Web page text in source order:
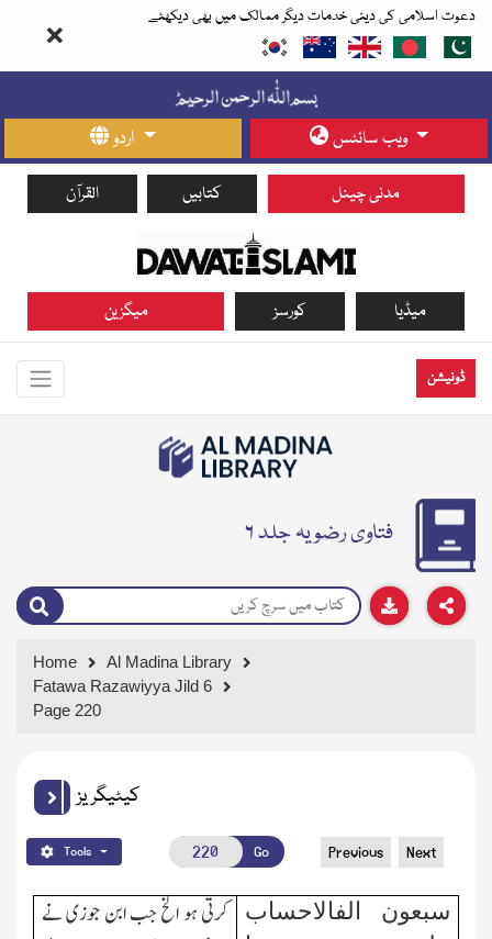
دعوت اسلامی کی دینی خدمات دیگر ممالک میں بھی دیکھئے
اردو ویب سائٹس
القرآن کتابیں مدنی چینل
میگزین کورسز میڈیا
ڈونیشن
فتاوی رضویہ جلد ۶
Home
Al Madina Library
Fatawa Razawiyya Jild 6
Page 220
کیٹیگریز
Tools Go Previous Next
سبعون الفالاحساب
کرتی ہو الخ جب ابن جوزی نے